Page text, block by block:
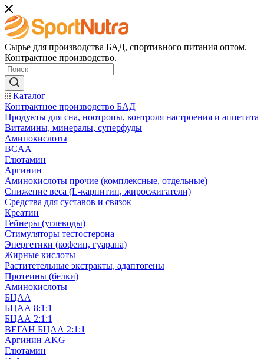
Сырье для производства БАД, спортивного питания оптом.
Контрактное производство.
Каталог
Контрактное производство БАД
Продукты для сна, ноотропы, контроля настроения и аппетита
Витамины, минералы, суперфуды
Аминокислоты
BCAA
Глютамин
Аргинин
Аминокислоты прочие (комплексные, отдельные)
Снижение веса (L-карнитин, жиросжигатели)
Средства для суставов и связок
Креатин
Гейнеры (углеводы)
Стимуляторы тестостерона
Энергетики (кофеин, гуарана)
Жирные кислоты
Раститетельные экстракты, адаптогены
Протеины (белки)
Аминокислоты
БЦАА
БЦАА 8:1:1
БЦАА 2:1:1
ВЕГАН БЦАА 2:1:1
Аргинин AKG
Глютамин